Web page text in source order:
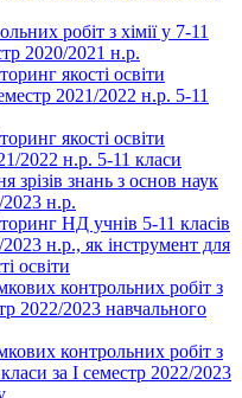
робіт з хімії у 7-11
2020/2021 н.р.
якості освіти
2021/2022 н.р. 5-11
якості освіти
2022 н.р. 5-11 класи
зрізів знань з основ наук
2023 н.р.
НД учнів 5-11 класів
2023 н.р., як інструмент для
освіти
контрольних робіт з
2022/2023 навчального
контрольних робіт з
за І семестр 2022/2023